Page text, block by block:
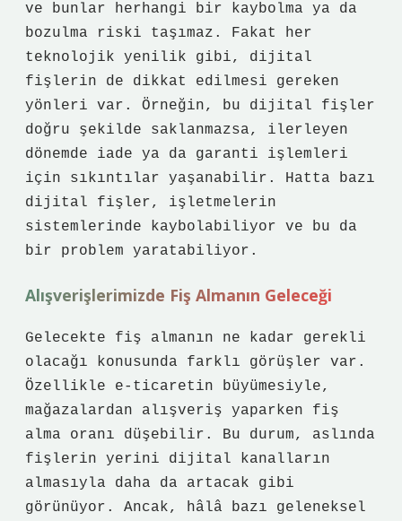
ve bunlar herhangi bir kaybolma ya da
bozulma riski taşımaz. Fakat her
teknolojik yenilik gibi, dijital
fişlerin de dikkat edilmesi gereken
yönleri var. Örneğin, bu dijital fişler
doğru şekilde saklanmazsa, ilerleyen
dönemde iade ya da garanti işlemleri
için sıkıntılar yaşanabilir. Hatta bazı
dijital fişler, işletmelerin
sistemlerinde kaybolabiliyor ve bu da
bir problem yaratabiliyor.
Alışverişlerimizde Fiş Almanın Geleceği
Gelecekte fiş almanın ne kadar gerekli
olacağı konusunda farklı görüşler var.
Özellikle e-ticaretin büyümesiyle,
mağazalardan alışveriş yaparken fiş
alma oranı düşebilir. Bu durum, aslında
fişlerin yerini dijital kanalların
almasıyla daha da artacak gibi
görünüyor. Ancak, hâlâ bazı geleneksel